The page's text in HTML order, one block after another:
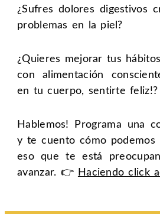
¿Sufres dolores digestivos
problemas en la piel?
¿Quieres mejorar tus
con alimentación
en tu cuerpo, sentirte feliz!?
Hablemos! Programa una
y te cuento cómo podemos
eso que te está
avanzar. 👉 Haciendo click